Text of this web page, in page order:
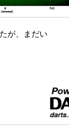
が、まだい